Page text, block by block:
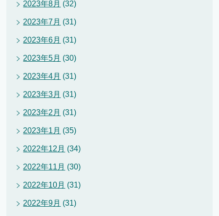
2023年8月 (32)
2023年7月 (31)
2023年6月 (31)
2023年5月 (30)
2023年4月 (31)
2023年3月 (31)
2023年2月 (31)
2023年1月 (35)
2022年12月 (34)
2022年11月 (30)
2022年10月 (31)
2022年9月 (31)